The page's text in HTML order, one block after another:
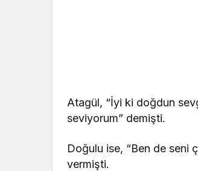
Atagül, “İyi ki doğdun
seviyorum” demişti.
Doğulu ise, “Ben de seni
vermişti.